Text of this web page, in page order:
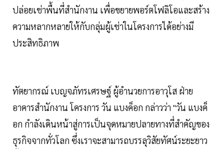
ปล่อยเช่าพื้นที่สำนักงาน เพื่อขยายพอร์ตโฟลิโอและสร้าง
ความหลากหลายให้กับกลุ่มผู้เช่าในโครงการได้อย่างมี
ประสิทธิภาพ
ทัตยากรณ์ เบญจภัทรเศรษฐ์ ผู้อำนวยการอาวุโส ฝ่าย
อาคารสำนักงาน โครงการ วัน แบงค็อก กล่าวว่า "วัน แบงค็
อก กำลังเดินหน้าสู่การเป็นจุดหมายปลายทางที่สำคัญของ
ธุรกิจจากทั่วโลก ซึ่งเราจะสามารถบรรลุวิสัยทัศน์ระยะยาว